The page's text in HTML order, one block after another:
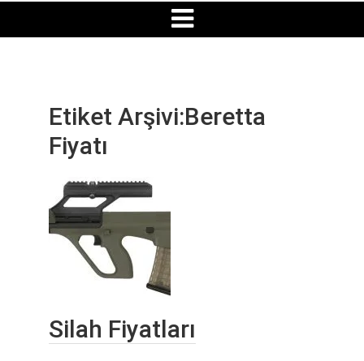
Etiket Arşivi:Beretta
Fiyatı
Silah Fiyatları